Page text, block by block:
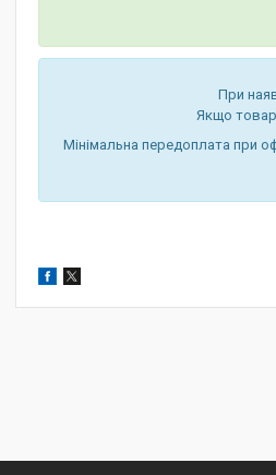
При
Якщо товар
Мінімальна передоплата при